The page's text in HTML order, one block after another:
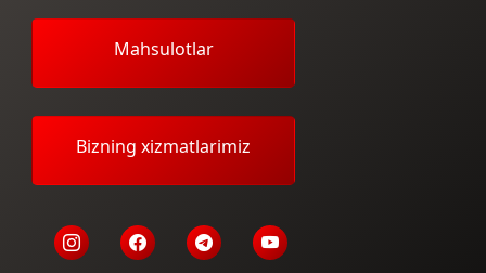
Mahsulotlar
Bizning xizmatlarimiz